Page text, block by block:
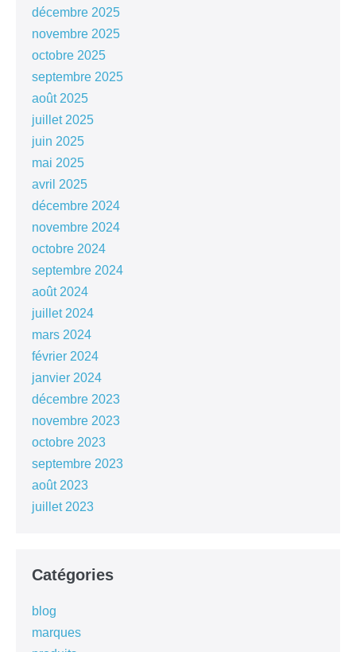
décembre 2025
novembre 2025
octobre 2025
septembre 2025
août 2025
juillet 2025
juin 2025
mai 2025
avril 2025
décembre 2024
novembre 2024
octobre 2024
septembre 2024
août 2024
juillet 2024
mars 2024
février 2024
janvier 2024
décembre 2023
novembre 2023
octobre 2023
septembre 2023
août 2023
juillet 2023
Catégories
blog
marques